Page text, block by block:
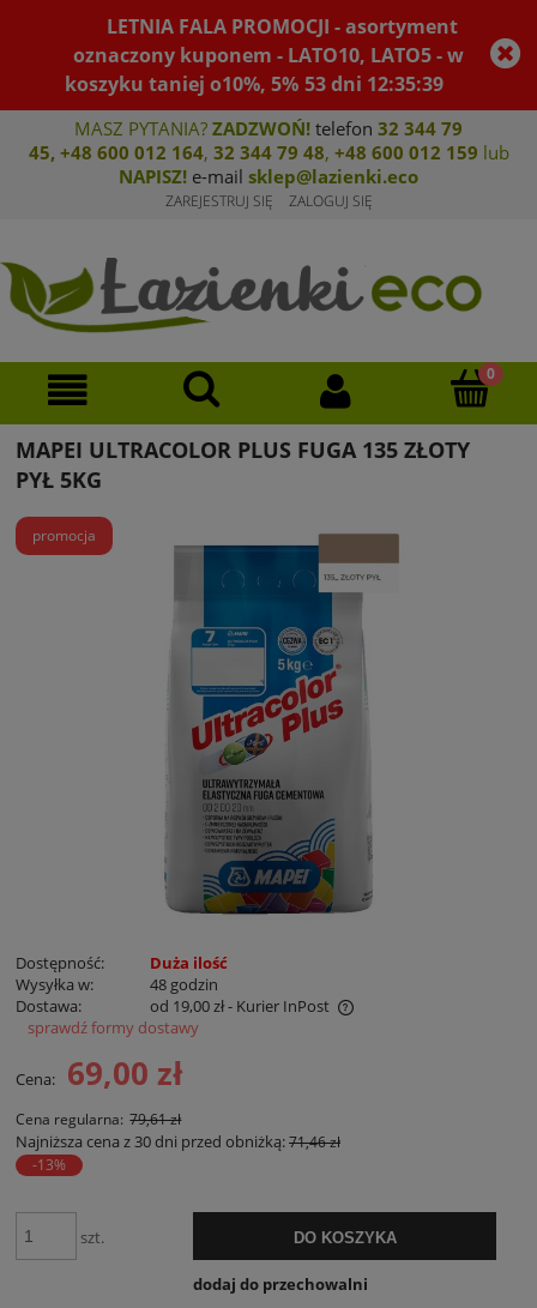
LETNIA FALA PROMOCJI - asortyment
oznaczony kuponem - LATO10, LATO5 - w
koszyku taniej o10%, 5% 53dni 12:35:39
MASZ PYTANIA? ZADZWOŃ! telefon 32 344 79
45, +48 600 012 164, 32 344 79 48, +48 600 012 159 lub
NAPISZ! e-mail sklep@lazienki.eco
ZAREJESTRUJ SIĘ ZALOGUJ SIĘ
MAPEI ULTRACOLOR PLUS FUGA 135 ZŁOTY
PYŁ 5KG
promocja
Dostępność:
Duża ilość
Wysyłka w:
48 godzin
Dostawa:
od 19,00 zł- Kurier InPost
Cena nie zawiera ewentualnych kosztów płatności
sprawdź formy dostawy
Cena: 69,00 zł
Cena regularna: 79,61 zł
Najniższa cena z 30 dni przed obniżką:71,46 zł
-13%
szt. DO KOSZYKA
dodaj do przechowalni